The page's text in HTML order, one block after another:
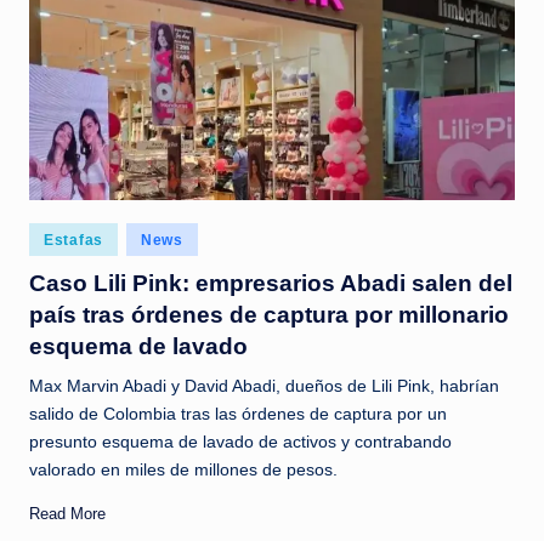
Posted
in
Estafas News
Caso Lili Pink: empresarios Abadi salen del
país tras órdenes de captura por millonario
esquema de lavado
Max Marvin Abadi y David Abadi, dueños de Lili Pink, habrían
salido de Colombia tras las órdenes de captura por un
presunto esquema de lavado de activos y contrabando
valorado en miles de millones de pesos.
Read More